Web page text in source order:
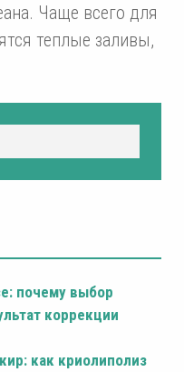
Чаще всего для
теплые заливы,
почему выбор
коррекции
как криолиполиз